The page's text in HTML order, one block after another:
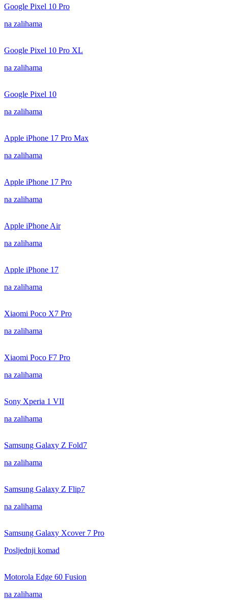
Google Pixel 10 Pro
na zalihama
Google Pixel 10 Pro XL
na zalihama
Google Pixel 10
na zalihama
Apple iPhone 17 Pro Max
na zalihama
Apple iPhone 17 Pro
na zalihama
Apple iPhone Air
na zalihama
Apple iPhone 17
na zalihama
Xiaomi Poco X7 Pro
na zalihama
Xiaomi Poco F7 Pro
na zalihama
Sony Xperia 1 VII
na zalihama
Samsung Galaxy Z Fold7
na zalihama
Samsung Galaxy Z Flip7
na zalihama
Samsung Galaxy Xcover 7 Pro
Posljednji komad
Motorola Edge 60 Fusion
na zalihama